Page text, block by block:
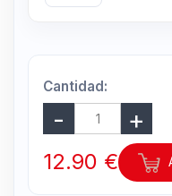
Cantidad:
12.90 €